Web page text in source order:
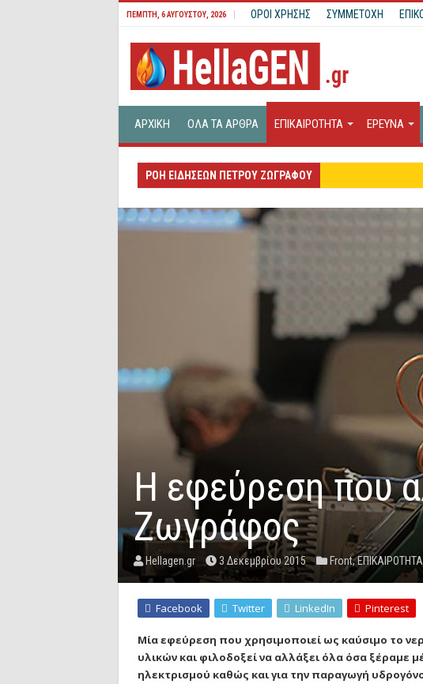
ΠΈΜΠΤΗ, 6 ΑΥΓΟΎΣΤΟΥ, 2026 ΟΡΟΙ ΧΡΗΣΗΣ ΣΥΜΜΕΤΟΧΗ
ΑΡΧΙΚΗ ΟΛΑ ΤΑ ΑΡΘΡΑ ΕΠΙΚΑΙΡΟΤΗΤΑ ΕΡΕΥΝΑ
ΡΟΗ ΕΙΔΗΣΕΩΝ ΠΕΤΡΟΥ ΖΩΓΡΑΦΟΥ
Η εφεύρεση που
Ζωγράφος
Hellagen.gr 3 Δεκεμβρίου 2015 Front,ΕΠΙΚΑΙΡΟΤΗΤΑ
Facebook Twitter LinkedIn Pinterest
Μία εφεύρεση που χρησιμοποιεί ως καύσιμο το
υλικών και φιλοδοξεί να αλλάξει όλα όσα ξέραμε
ηλεκτρισμού καθώς και για την παραγωγή